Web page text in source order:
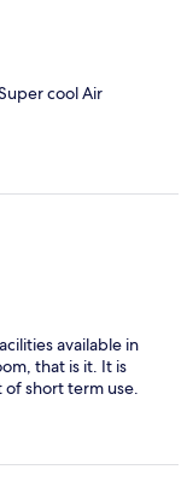
cool Air
available in
that is it. It is
of short term use.